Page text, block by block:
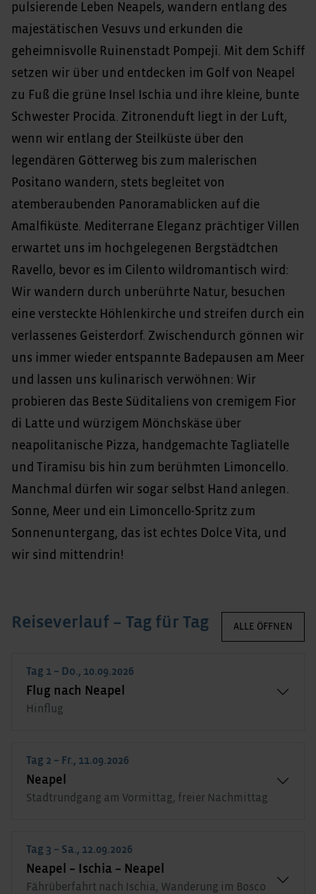
pulsierende Leben Neapels, wandern entlang des
majestätischen Vesuvs und erkunden die
geheimnisvolle Ruinenstadt Pompeji. Mit dem Schiff
setzen wir über und entdecken im Golf von Neapel
zu Fuß die grüne Insel Ischia und ihre kleine, bunte
Schwester Procida. Zitronenduft liegt in der Luft,
wenn wir entlang der Steilküste über den
legendären Götterweg bis zum malerischen
Positano wandern, stets begleitet von
atemberaubenden Panoramablicken auf die
Amalfiküste. Mediterrane Eleganz prächtiger Villen
erwartet uns im hochgelegenen Bergstädtchen
Ravello, bevor es im Cilento wildromantisch wird:
Wir wandern durch unberührte Natur, besuchen
eine versteckte Höhlenkirche und streifen durch ein
verlassenes Geisterdorf. Zwischendurch gönnen wir
uns immer wieder entspannte Badepausen am Meer
und lassen uns kulinarisch verwöhnen: Wir
probieren das Beste Süditaliens von cremigem Fior
di Latte und würzigem Mönchskäse über
neapolitanische Pizza, handgemachte Tagliatelle
und Tiramisu bis hin zum berühmten Limoncello.
Manchmal dürfen wir sogar selbst Hand anlegen.
Sonne, Meer und ein Limoncello-Spritz zum
Sonnenuntergang, das ist echtes Dolce Vita, und
wir sind mittendrin!
Reiseverlauf – Tag für Tag ALLE ÖFFNEN
Tag 1 – Do., 10.09.2026
Flug nach Neapel
Hinflug
Tag 2 – Fr., 11.09.2026
Neapel
Stadtrundgang am Vormittag, freier Nachmittag
Tag 3 – Sa., 12.09.2026
Neapel – Ischia – Neapel
Fährüberfahrt nach Ischia, Wanderung im Bosco